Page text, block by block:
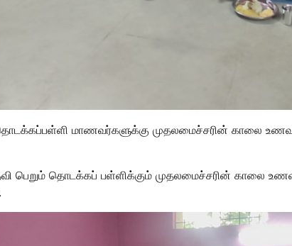
தொடக்கப்பள்ளி மாணவர்களுக்கு முதலமைச்சரின் காலை
பெறும் தொடக்கப் பள்ளிக்கும் முதலமைச்சரின் காலை